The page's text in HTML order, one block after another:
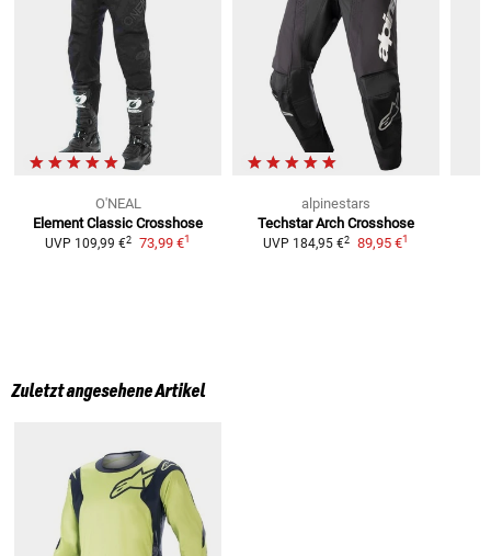
O'NEAL
Element Classic Crosshose
UVP 109,99 €2 73,99 €1
alpinestars
Techstar Arch Crosshose
UVP 184,95 €2 89,95 €1
Zuletzt angesehene Artikel